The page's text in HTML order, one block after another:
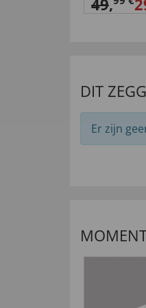
49,
DIT
Er zijn